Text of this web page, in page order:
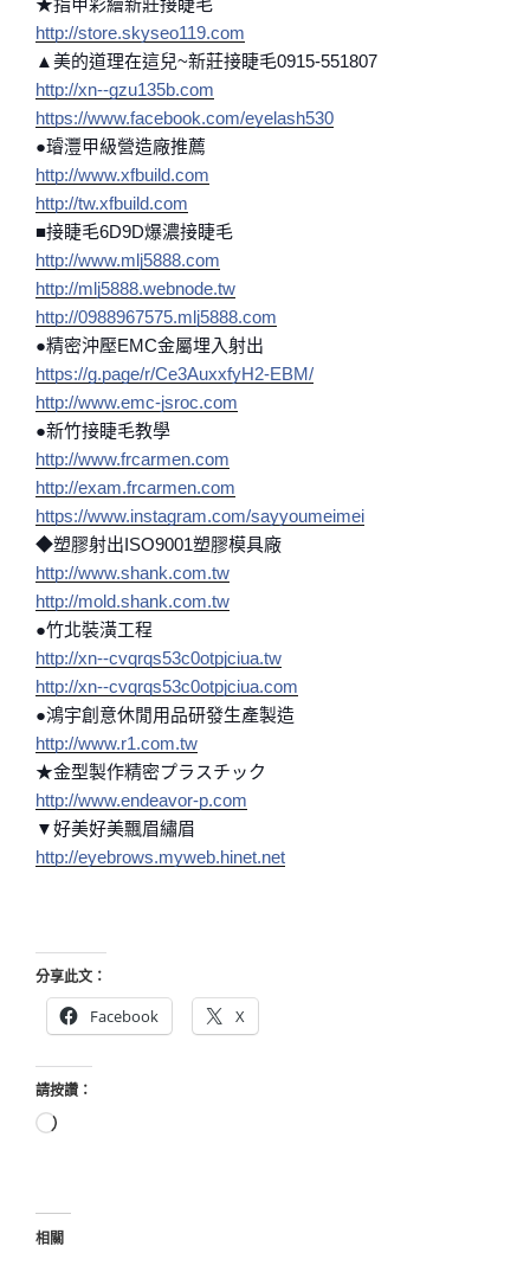
★指甲彩繪新莊接睫毛
http://store.skyseo119.com
▲美的道理在這兒~新莊接睫毛0915-551807
http://xn--gzu135b.com
https://www.facebook.com/eyelash530
●璿灃甲級營造廠推薦
http://www.xfbuild.com
http://tw.xfbuild.com
■接睫毛6D9D爆濃接睫毛
http://www.mlj5888.com
http://mlj5888.webnode.tw
http://0988967575.mlj5888.com
●精密沖壓EMC金屬埋入射出
https://g.page/r/Ce3AuxxfyH2-EBM/
http://www.emc-jsroc.com
●新竹接睫毛教學
http://www.frcarmen.com
http://exam.frcarmen.com
https://www.instagram.com/sayyoumeimei
◆塑膠射出ISO9001塑膠模具廠
http://www.shank.com.tw
http://mold.shank.com.tw
●竹北裝潢工程
http://xn--cvqrqs53c0otpjciua.tw
http://xn--cvqrqs53c0otpjciua.com
●鴻宇創意休閒用品研發生產製造
http://www.r1.com.tw
★金型製作精密プラスチック
http://www.endeavor-p.com
▼好美好美飄眉繡眉
http://eyebrows.myweb.hinet.net
分享此文：
Facebook
X
請按讚：
正
入...
相關